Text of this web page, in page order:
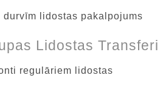
durvīm lidostas pakalpojums
Lidostas Transferi
regulāriem lidostas